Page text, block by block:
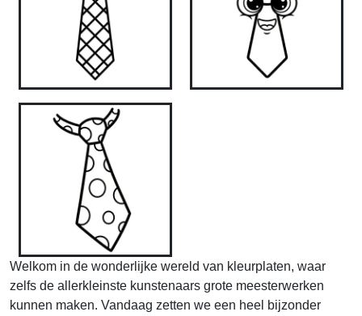
Welkom in de wonderlijke wereld van kleurplaten, waar
zelfs de allerkleinste kunstenaars grote meesterwerken
kunnen maken. Vandaag zetten we een heel bijzonder